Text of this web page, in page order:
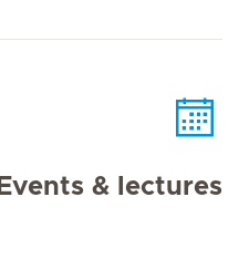
Events & lectures